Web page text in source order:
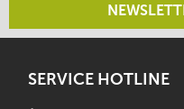
SERVICE HOTLINE